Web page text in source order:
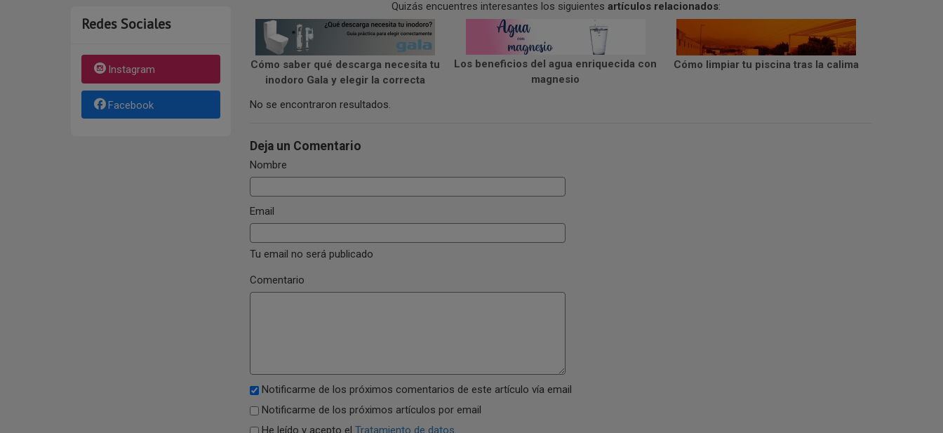
Redes Sociales
Instagram
Facebook
Quizás encuentres interesantes los siguientes artículos relacionados:
Cómo saber qué descarga necesita tu
inodoro Gala y elegir la correcta
Los beneficios del agua enriquecida con
magnesio
Cómo limpiar tu piscina tras la calima
No se encontraron resultados.
Deja un Comentario
Nombre
Email
Tu email no será publicado
Comentario
Notificarme de los próximos comentarios de este artículo vía email
Notificarme de los próximos artículos por email
He leído y acepto el Tratamiento de datos.